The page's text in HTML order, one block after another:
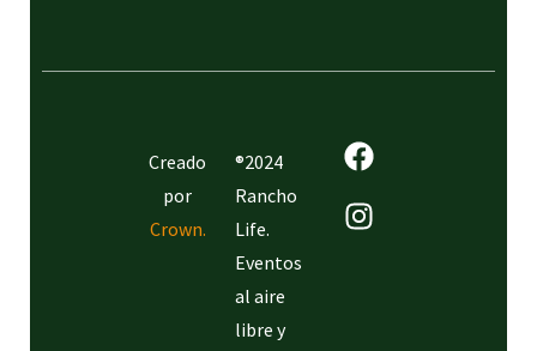
Creado
por
Crown.
®2024
Rancho
Life.
Eventos
al aire
libre y